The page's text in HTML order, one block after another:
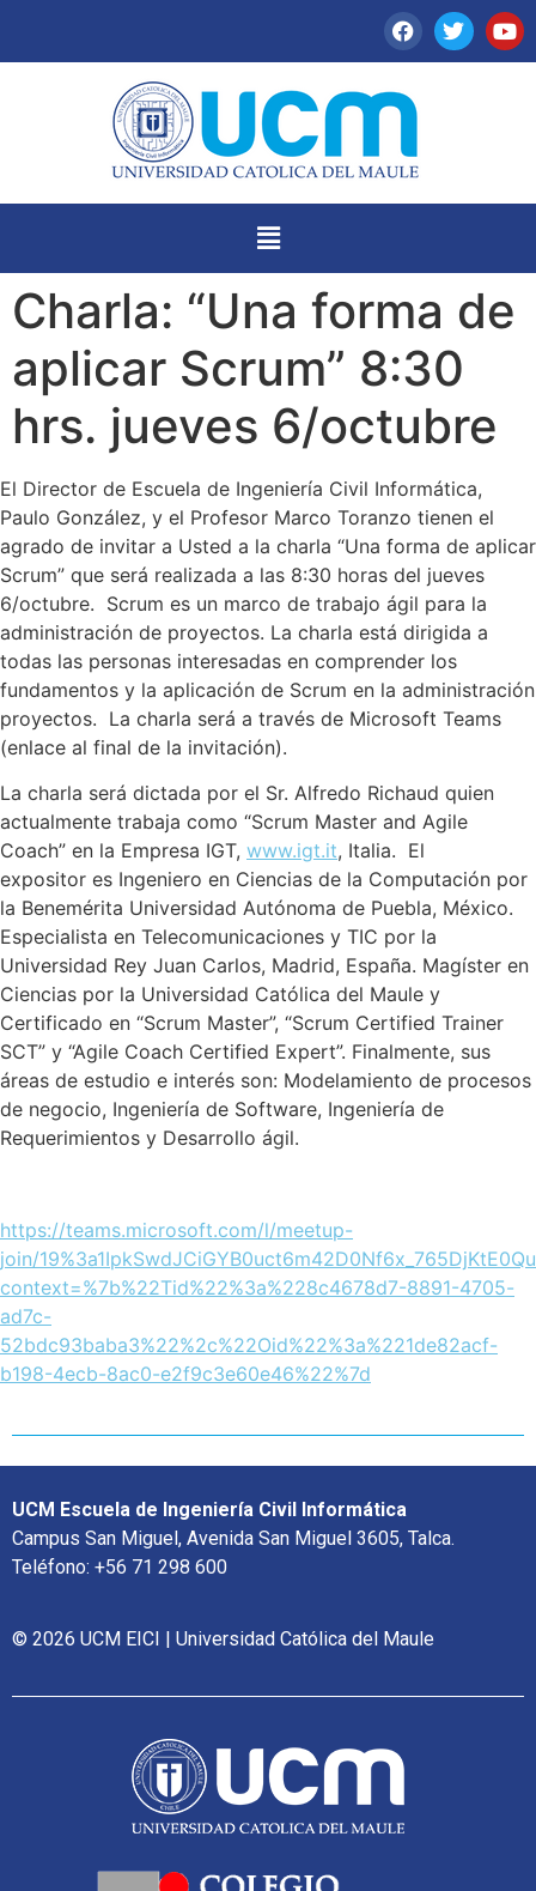
Charla: “Una forma de
aplicar Scrum” 8:30
hrs. jueves 6/octubre
El Director de Escuela de Ingeniería Civil Informática,
Paulo González, y el Profesor Marco Toranzo tienen el
agrado de invitar a Usted a la charla “Una forma de aplicar
Scrum” que será realizada a las 8:30 horas del jueves
6/octubre. Scrum es un marco de trabajo ágil para la
administración de proyectos. La charla está dirigida a
todas las personas interesadas en comprender los
fundamentos y la aplicación de Scrum en la administración
proyectos. La charla será a través de Microsoft Teams
(enlace al final de la invitación).
La charla será dictada por el Sr. Alfredo Richaud quien
actualmente trabaja como “Scrum Master and Agile
Coach” en la Empresa IGT, www.igt.it, Italia. El
expositor es Ingeniero en Ciencias de la Computación por
la Benemérita Universidad Autónoma de Puebla, México.
Especialista en Telecomunicaciones y TIC por la
Universidad Rey Juan Carlos, Madrid, España. Magíster en
Ciencias por la Universidad Católica del Maule y
Certificado en “Scrum Master”, “Scrum Certified Trainer
SCT” y “Agile Coach Certified Expert”. Finalmente, sus
áreas de estudio e interés son: Modelamiento de procesos
de negocio, Ingeniería de Software, Ingeniería de
Requerimientos y Desarrollo ágil.
https://teams.microsoft.com/l/meetup-
join/
context=%7b%22Tid%22%3a%228c4678d7-8891-4705-
ad7c-
52bdc93baba3%22%2c%22Oid%22%3a%221de82acf-
b198-4ecb-8ac0-e2f9c3e60e46%22%7d
UCM Escuela de Ingeniería Civil Informática
Campus San Miguel, Avenida San Miguel 3605, Talca.
Teléfono: +56 71 298 600
© 2026 UCM EICI | Universidad Católica del Maule